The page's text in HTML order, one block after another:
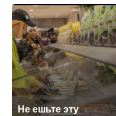
Не ешьте эту